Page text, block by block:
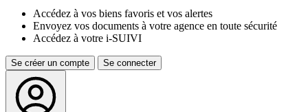
Accédez à vos biens favoris et vos alertes
Envoyez vos documents à votre agence en toute sécurité
Accédez à votre i-SUIVI
Se créer un compte Se connecter